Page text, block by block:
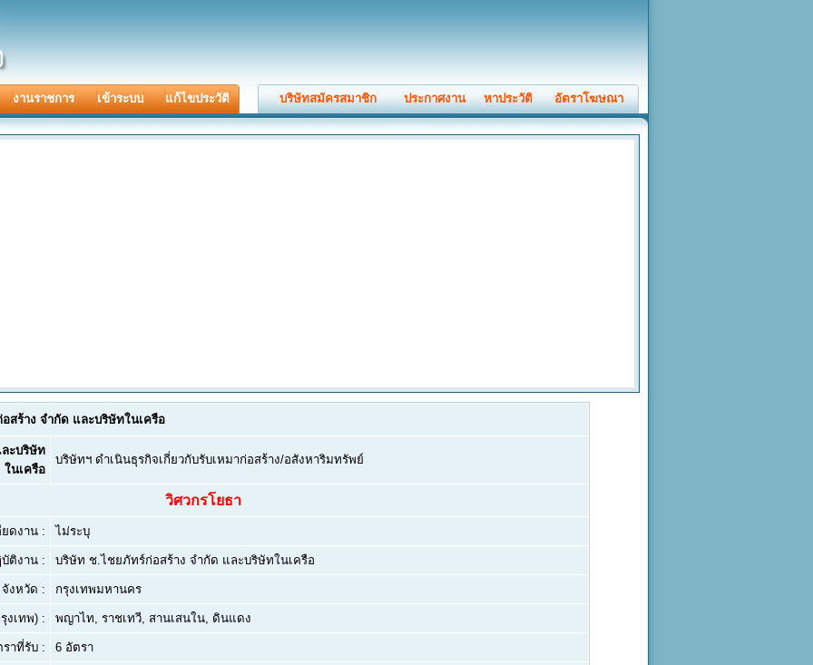
งานราชการ เข้าระบบ แก้ไขประวัติ บริษัทสมัครสมาชิก ประกาศงาน หาประวัติ อัตราโฆษณา
ร้าง จำกัด และบริษัทในเครือ
ะบริษัท
ในเครือ
บริษัทฯ ดำเนินธุรกิจเกี่ยวกับรับเหมาก่อสร้าง/อสังหาริมทรัพย์
วิศวกรโยธา
ยดงาน : ไม่ระบุ
ติงาน : บริษัท ช.ไชยภัทร์ก่อสร้าง จำกัด และบริษัทในเครือ
จังหวัด : กรุงเทพมหานคร
งเทพ) : พญาไท, ราชเทวี, สานเสนใน, ดินแดง
ราที่รับ : 6 อัตรา